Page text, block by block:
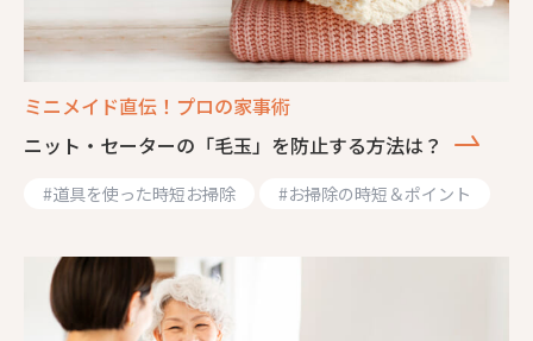
ミニメイド直伝！プロの家事術
ニット・セーターの「毛玉」を防止する方法は？
#道具を使った時短お掃除 #お掃除の時短＆ポイント